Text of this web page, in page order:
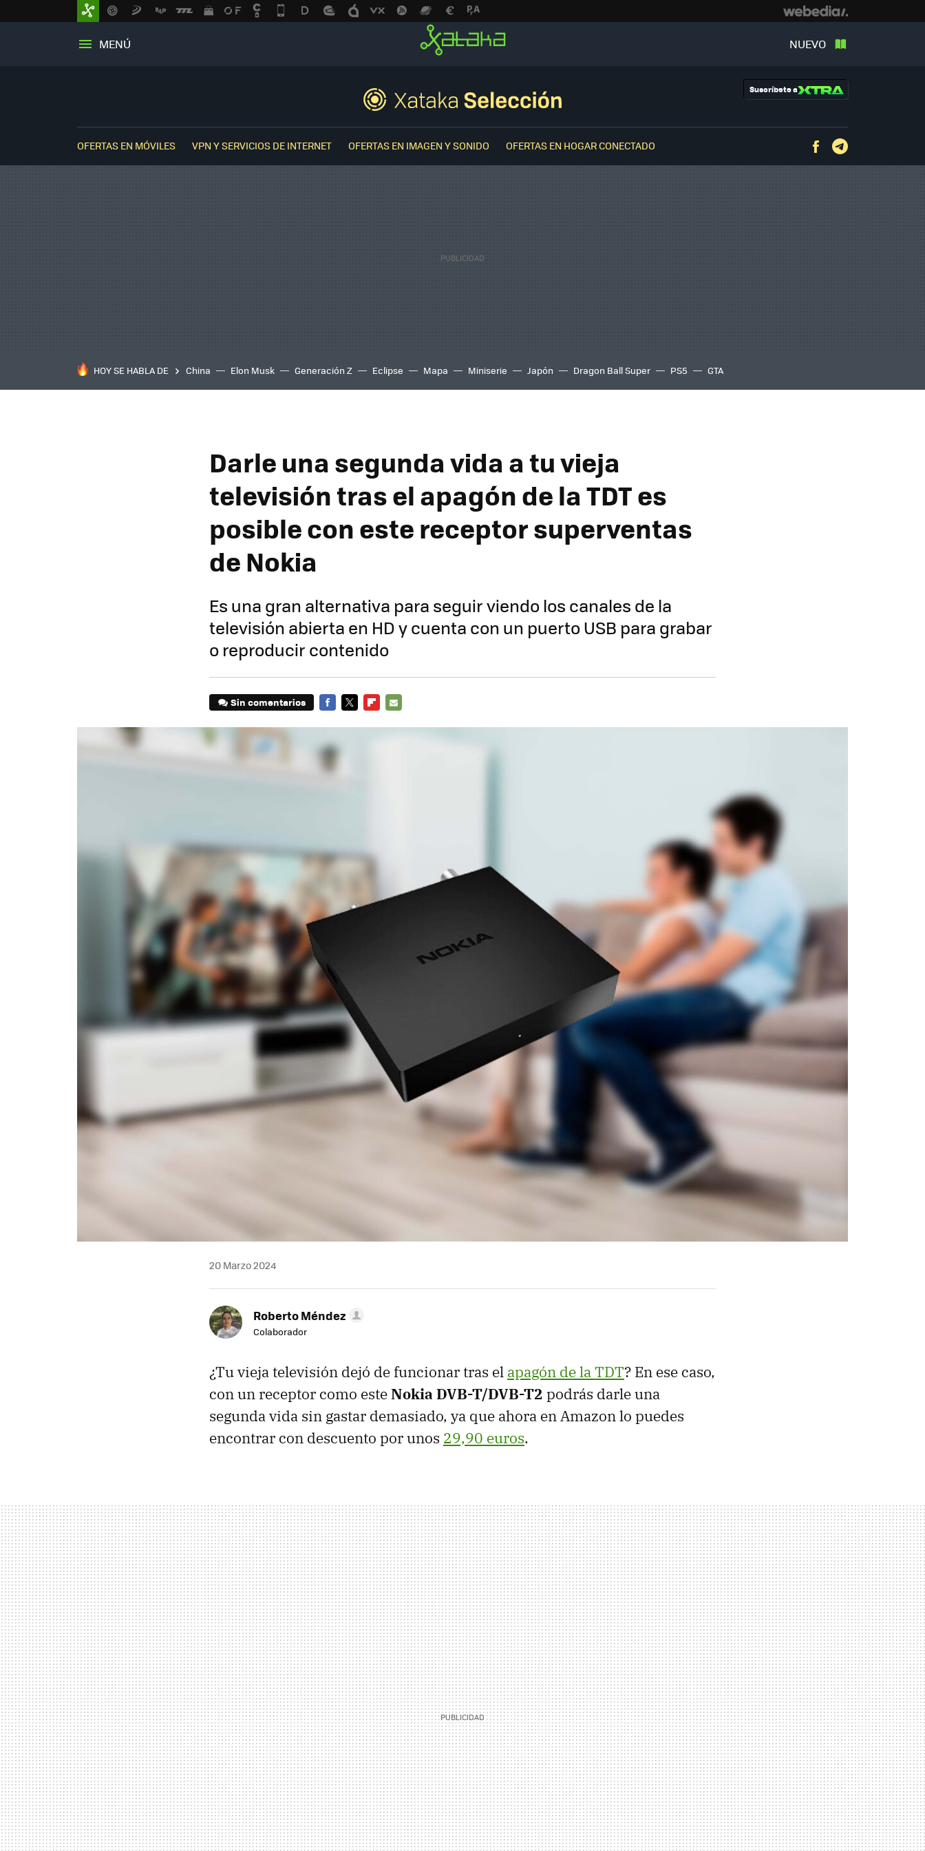
MENÚ NUEVO
Suscríbete a
OFERTAS EN MÓVILES VPN Y SERVICIOS DE INTERNET OFERTAS EN IMAGEN Y SONIDO OFERTAS EN HOGAR CONECTADO Facebook
HOY SE HABLA DE China Elon Musk Generación Z Eclipse Mapa Miniserie Japón Dragon Ball Super PS5 GTA
Darle una segunda vida a tu vieja
televisión tras el apagón de la TDT es
posible con este receptor superventas
de Nokia
Es una gran alternativa para seguir viendo los canales de la
televisión abierta en HD y cuenta con un puerto USB para grabar
o reproducir contenido
Sin comentarios
20 Marzo 2024
Roberto Méndez
Colaborador
¿Tu vieja televisión dejó de funcionar tras el apagón de la TDT? En ese caso,
con un receptor como esteNokia DVB-T/DVB-T2 podrás darle una
segunda vida sin gastar demasiado, ya que ahora en Amazon lo puedes
encontrar con descuento por unos 29,90 euros.